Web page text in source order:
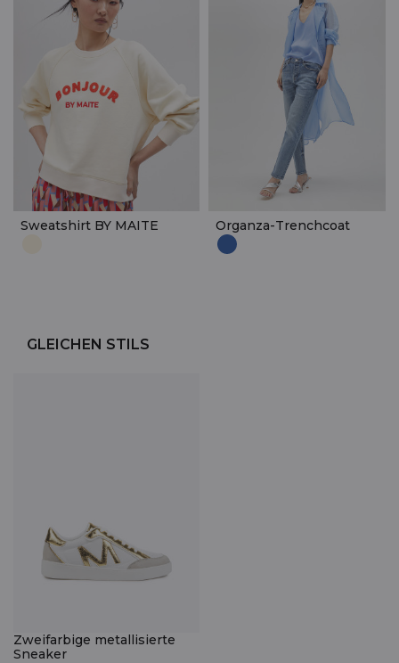
Sweatshirt BY MAITE Organza-Trenchcoat
GLEICHEN STILS
Zweifarbige metallisierte
Sneaker